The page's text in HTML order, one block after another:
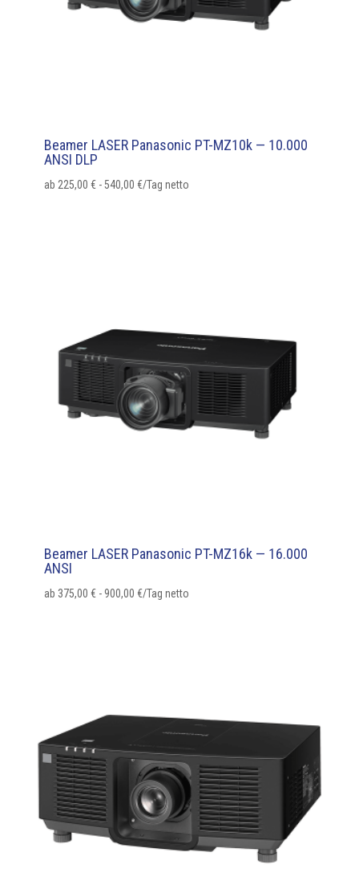
Beamer LASER Panasonic PT-MZ10k — 10.000
ANSI DLP
ab 225,00 €-540,00 €/Tag netto
Beamer LASER Panasonic PT-MZ16k — 16.000
ANSI
ab 375,00 €-900,00 €/Tag netto